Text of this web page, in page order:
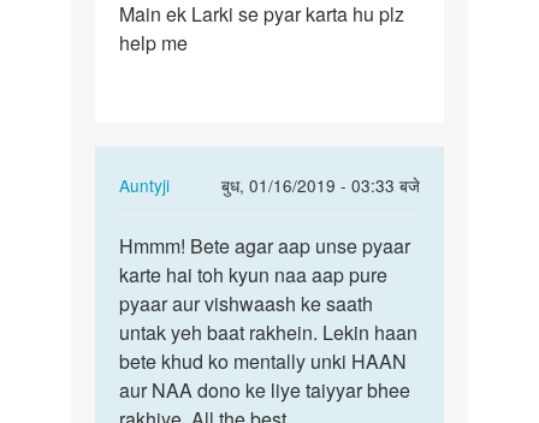
Main
ek
Main ek Larki se pyar karta hu plz
help me
Auntyji
बुध, 01/16/2019 - 03:33 बजे
In
to
Main
ek
Larki
se
pyar
karta…
Hmmm!
Bete
agar
aap
unse…
Hmmm! Bete agar aap unse pyaar
karte hai toh kyun naa aap pure
pyaar aur vishwaash ke saath
untak yeh baat rakhein. Lekin haan
bete khud ko mentally unki HAAN
aur NAA dono ke liye taiyyar bhee